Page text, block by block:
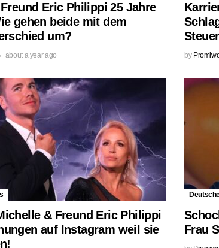
Eric Philippi 25 Jahre
gehen beide mit dem
um?
about a year ago by
& Freund Eric Philippi
auf Instagram weil sie
Frau